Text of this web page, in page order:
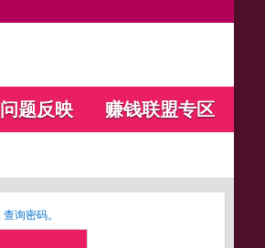
问题反映 赚钱联盟专区
查询密码。